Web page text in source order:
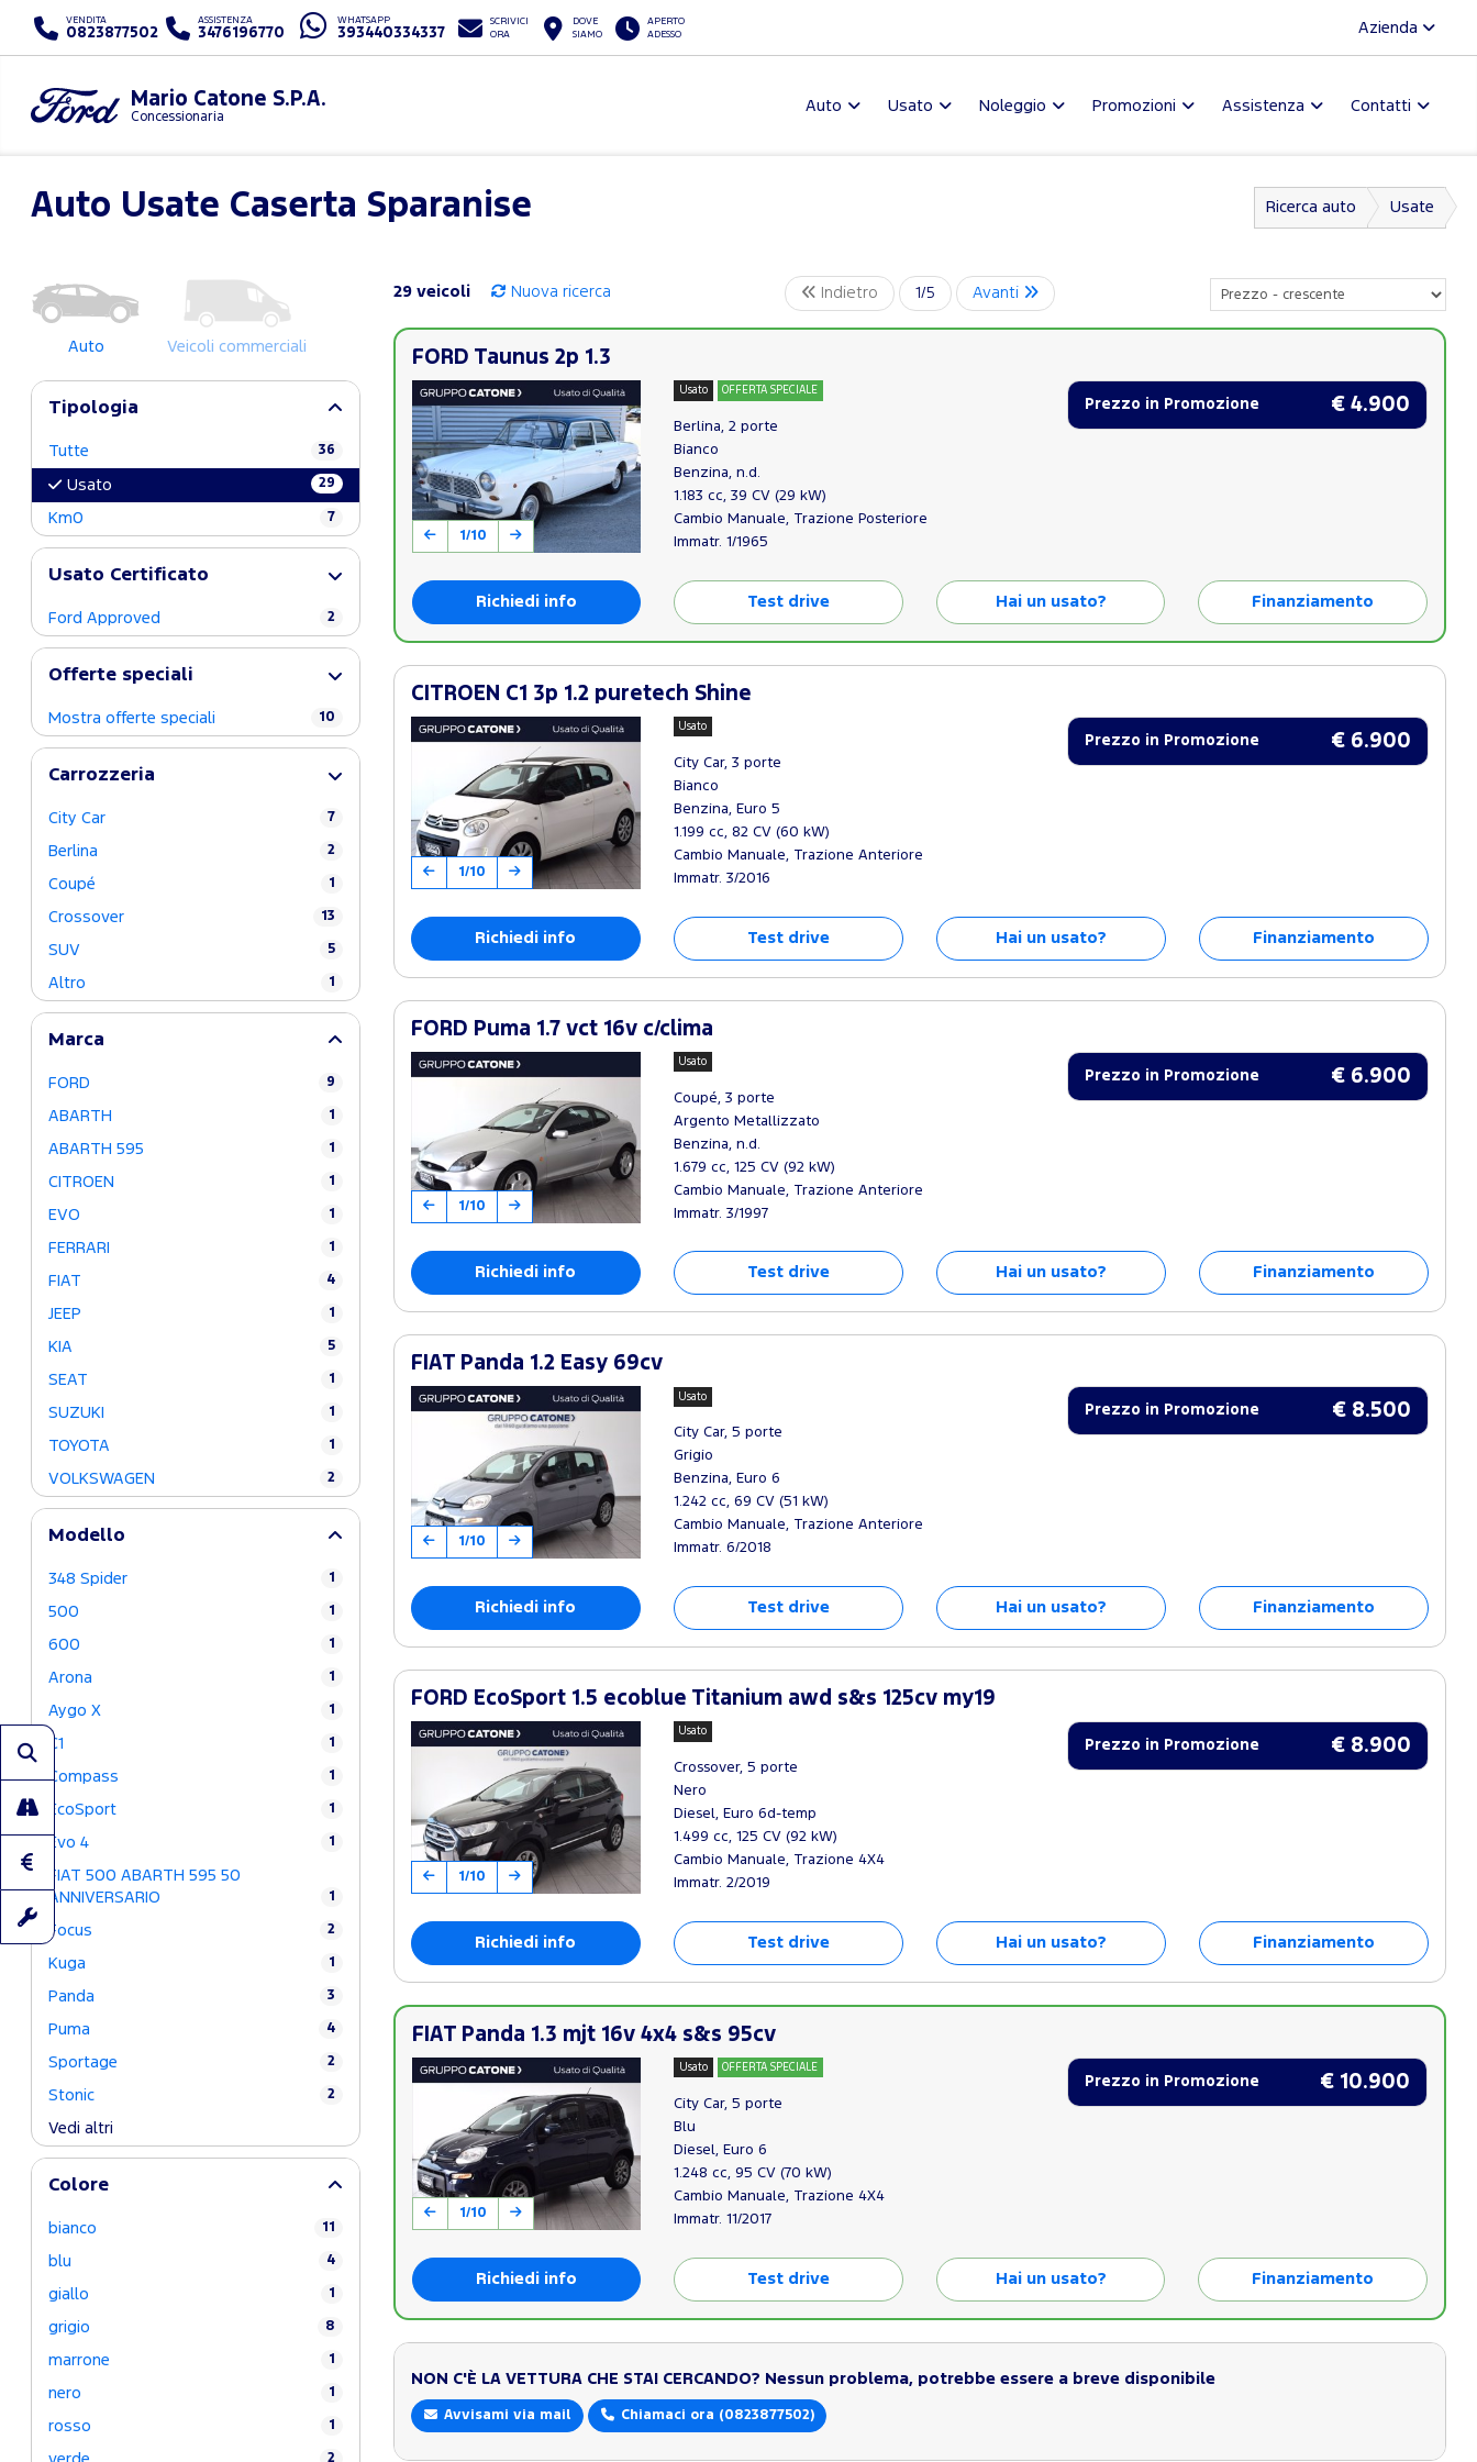
VENDITA
0823877502
ASSISTENZA
3476196770
WHATSAPP
393440334337
SCRIVICI
ORA
DOVE
SIAMO
APERTO
ADESSO
Azienda
Mario Catone S.P.A.
Concessionaria
Auto Usato Noleggio Promozioni Assistenza Contatti
Auto Usate Caserta Sparanise Ricerca auto Usate
Auto Veicoli commerciali
Tipologia
Tutte 36
Usato 29
Km0 7
Usato Certificato
Ford Approved 2
Offerte speciali
Mostra offerte speciali 10
Carrozzeria
City Car 7
Berlina 2
Coupé 1
Crossover 13
SUV 5
Altro 1
Marca
FORD 9
ABARTH 1
ABARTH 595 1
CITROEN 1
EVO 1
FERRARI 1
FIAT 4
JEEP 1
KIA 5
SEAT 1
SUZUKI 1
TOYOTA 1
VOLKSWAGEN 2
Modello
348 Spider 1
500 1
600 1
Arona 1
Aygo X 1
C1 1
Compass 1
EcoSport 1
Evo 4 1
FIAT 500 ABARTH 595 50
ANNIVERSARIO
1
Focus 2
Kuga 1
Panda 3
Puma 4
Sportage 2
Stonic 2
Vedi altri
Colore
bianco 11
blu 4
giallo 1
grigio 8
marrone 1
nero 1
rosso 1
2
29 veicoli Nuova ricerca Indietro 1/5 Avanti
FORD Taunus 2p 1.3
1/10
Usato OFFERTA SPECIALE
Berlina, 2 porte
Bianco
Benzina, n.d.
1.183 cc, 39 CV (29 kW)
Cambio Manuale, Trazione Posteriore
Immatr. 1/1965
Prezzo in Promozione € 4.900
Richiedi info Test drive Hai un usato? Finanziamento
CITROEN C1 3p 1.2 puretech Shine
1/10
Usato
City Car, 3 porte
Bianco
Benzina, Euro 5
1.199 cc, 82 CV (60 kW)
Cambio Manuale, Trazione Anteriore
Immatr. 3/2016
Prezzo in Promozione € 6.900
Richiedi info Test drive Hai un usato? Finanziamento
FORD Puma 1.7 vct 16v c/clima
1/10
Usato
Coupé, 3 porte
Argento Metallizzato
Benzina, n.d.
1.679 cc, 125 CV (92 kW)
Cambio Manuale, Trazione Anteriore
Immatr. 3/1997
Prezzo in Promozione € 6.900
Richiedi info Test drive Hai un usato? Finanziamento
FIAT Panda 1.2 Easy 69cv
1/10
Usato
City Car, 5 porte
Grigio
Benzina, Euro 6
1.242 cc, 69 CV (51 kW)
Cambio Manuale, Trazione Anteriore
Immatr. 6/2018
Prezzo in Promozione € 8.500
Richiedi info Test drive Hai un usato? Finanziamento
FORD EcoSport 1.5 ecoblue Titanium awd s&s 125cv my19
1/10
Usato
Crossover, 5 porte
Nero
Diesel, Euro 6d-temp
1.499 cc, 125 CV (92 kW)
Cambio Manuale, Trazione 4X4
Immatr. 2/2019
Prezzo in Promozione € 8.900
Richiedi info Test drive Hai un usato? Finanziamento
FIAT Panda 1.3 mjt 16v 4x4 s&s 95cv
1/10
Usato OFFERTA SPECIALE
City Car, 5 porte
Blu
Diesel, Euro 6
1.248 cc, 95 CV (70 kW)
Cambio Manuale, Trazione 4X4
Immatr. 11/2017
Prezzo in Promozione € 10.900
Richiedi info Test drive Hai un usato? Finanziamento
NON C'È LA VETTURA CHE STAI CERCANDO? Nessun problema, potrebbe essere a breve disponibile
Avvisami via mail Chiamaci ora (0823877502)